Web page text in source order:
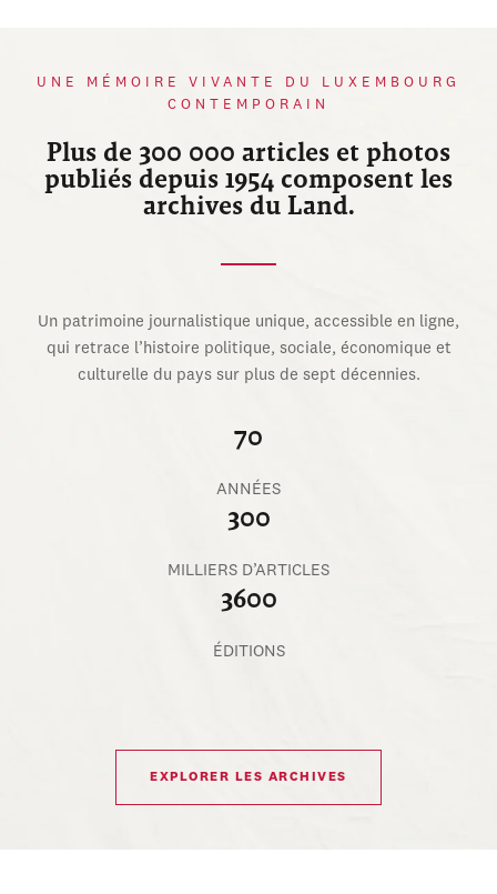
UNE MÉMOIRE VIVANTE DU LUXEMBOURG
CONTEMPORAIN
Plus de 300 000 articles et photos
publiés depuis 1954 composent les
archives du Land.
Un patrimoine journalistique unique, accessible en ligne,
qui retrace l’histoire politique, sociale, économique et
culturelle du pays sur plus de sept décennies.
70
ANNÉES
300
MILLIERS D’ARTICLES
3600
ÉDITIONS
EXPLORER LES ARCHIVES